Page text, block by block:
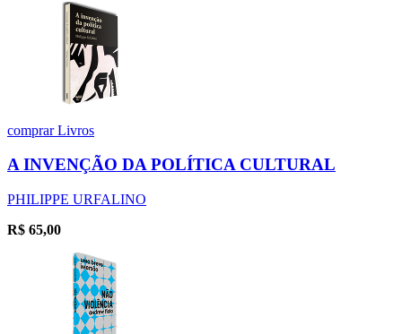
comprarLivros
A INVENÇÃO DA POLÍTICA CULTURAL
PHILIPPE URFALINO
R$ 65,00